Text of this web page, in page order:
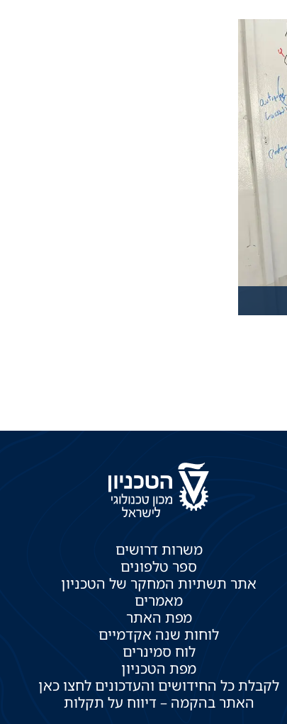
משרות דרושים
ספר טלפונים
אתר תשתיות המחקר של הטכניון
מאמרים
מפת האתר
לוחות שנה אקדמיים
לוח סמינרים
מפת הטכניון
לקבלת כל החידושים והעדכונים לחצו כאן
האתר בהקמה – דיווח על תקלות